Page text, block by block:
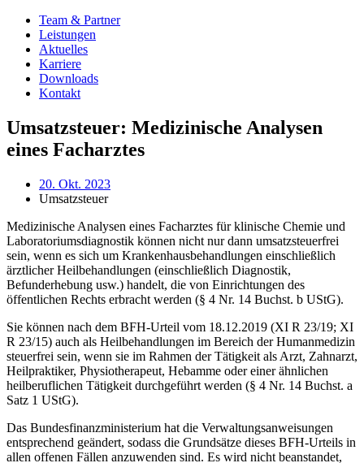
Team & Partner
Leistungen
Aktuelles
Karriere
Downloads
Kontakt
Umsatzsteuer: Medizinische Analysen
eines Facharztes
20. Okt. 2023
Umsatzsteuer
Medizinische Analysen eines Facharztes für klinische Chemie und
Laboratoriumsdiagnostik können nicht nur dann umsatzsteuerfrei
sein, wenn es sich um Krankenhausbehandlungen einschließlich
ärztlicher Heilbehandlungen (einschließlich Diagnostik,
Befunderhebung usw.) handelt, die von Einrichtungen des
öffentlichen Rechts erbracht werden (§ 4 Nr. 14 Buchst. b UStG).
Sie können nach dem BFH-Urteil vom 18.12.2019 (XI R 23/19; XI
R 23/15) auch als Heilbehandlungen im Bereich der Humanmedizin
steuerfrei sein, wenn sie im Rahmen der Tätigkeit als Arzt, Zahnarzt,
Heilpraktiker, Physiotherapeut, Hebamme oder einer ähnlichen
heilberuflichen Tätigkeit durchgeführt werden (§ 4 Nr. 14 Buchst. a
Satz 1 UStG).
Das Bundesfinanzministerium hat die Verwaltungsanweisungen
entsprechend geändert, sodass die Grundsätze dieses BFH-Urteils in
allen offenen Fällen anzuwenden sind. Es wird nicht beanstandet,